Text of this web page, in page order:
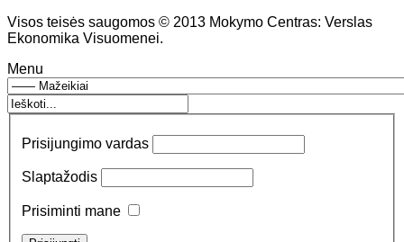
Visos teisės saugomos © 2013 Mokymo Centras: Verslas
Ekonomika Visuomenei.
Menu
Prisijungimo vardas
Slaptažodis
Prisiminti mane